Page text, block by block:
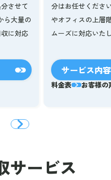
させて
ら大量の
に対応
分はお任せくださ
やオフィスの上層
ムーズに対応いた
サービス内容
料金表 お客様の
サービス